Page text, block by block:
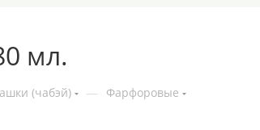
мл.
(чабэй) — Фарфоровые